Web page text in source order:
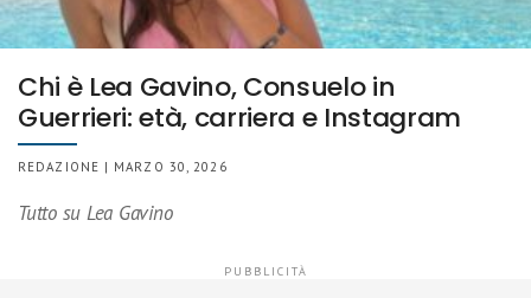
Chi è Lea Gavino, Consuelo in
Guerrieri: età, carriera e Instagram
REDAZIONE | MARZO 30, 2026
Tutto su Lea Gavino